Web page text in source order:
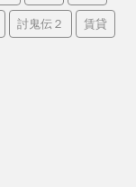
討鬼伝２ 賃貸